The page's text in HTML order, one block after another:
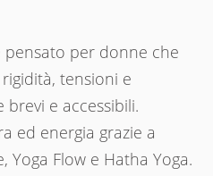
pensato per donne che
tensioni e
e accessibili.
ed energia grazie a
Yoga Flow e Hatha Yoga.